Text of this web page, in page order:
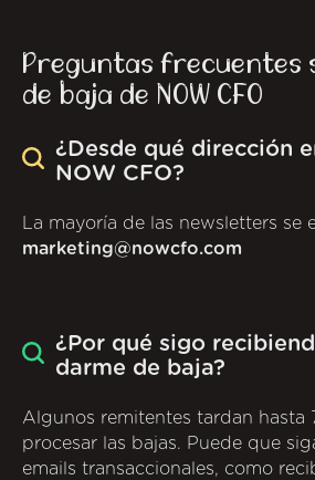
Preguntas frecuentes
de baja de NOW CFO
¿Desde qué dirección
NOW CFO?
La mayoría de las newsletters se
marketing@nowcfo.com
¿Por qué sigo
darme de baja?
Algunos remitentes tardan hasta
procesar las bajas. Puede que
emails transaccionales, como